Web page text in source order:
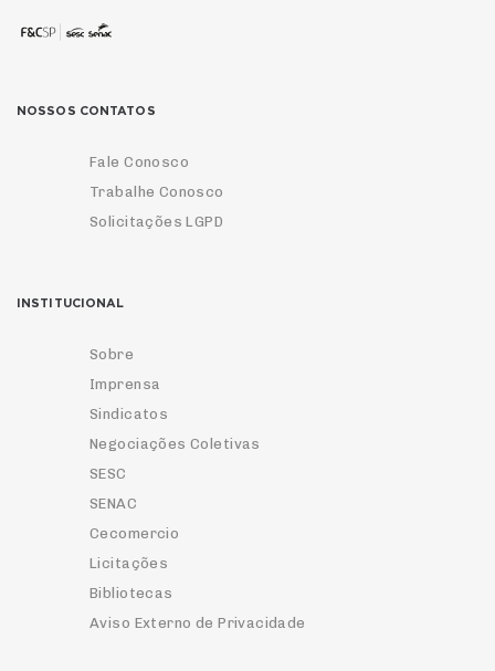
NOSSOS CONTATOS
Fale Conosco
Trabalhe Conosco
Solicitações LGPD
INSTITUCIONAL
Sobre
Imprensa
Sindicatos
Negociações Coletivas
SESC
SENAC
Cecomercio
Licitações
Bibliotecas
Aviso Externo de Privacidade